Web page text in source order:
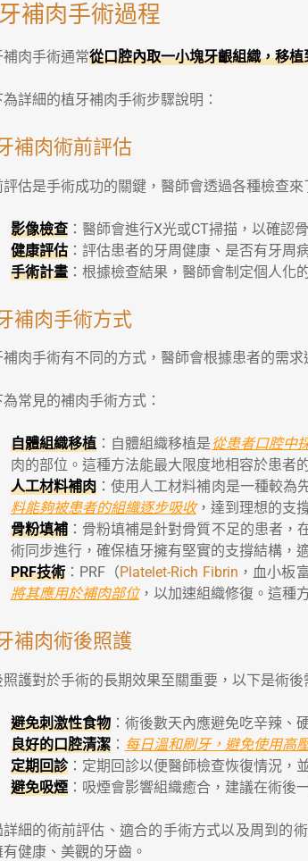
補肉手術過程
肉手術通常從口腔內取一小塊牙齦組織，移
詳細的植牙補肉手術步驟說明：
補肉術前評估
估是手術成功的關鍵，醫師會透過各種檢查來
影像檢查：醫師會進行X光或CT掃描，以確認
健康評估：評估患者的牙周健康、是否有牙周
手術計畫：根據檢查結果，醫師會制定個人化
補肉手術方式
肉手術有不同的方式，醫師會根據患者的需求
常見的補肉手術方式：
自體組織移植 ：自體組織移植是 從患者口腔中
肉的部位。這種方法能最大限度地相容於患者
人工材料補肉 ：使用人工材料補肉是一種較為
料能夠被患者的組織逐步吸收，達到理想的支
骨粉填補：骨粉填補是針對骨質不足的患者，
術同步進行，確保植牙擁有堅實的支撐結構，
PRF技術：PRF（Platelet-Rich Fibrin ，血小板
將其應用於補肉部位，以加速組織修復。這種
補肉術後照護
護對於手術的長期效果至關重要，以下是術後
避免刺激性食物：術後數天內應避免吃辛辣、
良好的口腔清潔： 每日溫和刷牙，避免使用高
定期回診：定期回診以便醫師檢查恢復情況，
避免吸煙：吸煙會影響組織癒合，建議在術後
詳細的術前評估、適合的手術方式以及周到的
健康、美觀的牙齒。